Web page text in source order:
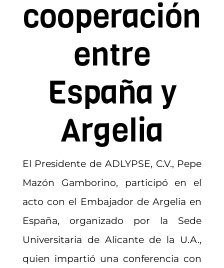
cooperación
entre
España y
Argelia
El Presidente de ADLYPSE, C.V., Pepe
Mazón Gamborino, participó en el
acto con el Embajador de Argelia en
España, organizado por la Sede
Universitaria de Alicante de la U.A.,
quien impartió una conferencia con